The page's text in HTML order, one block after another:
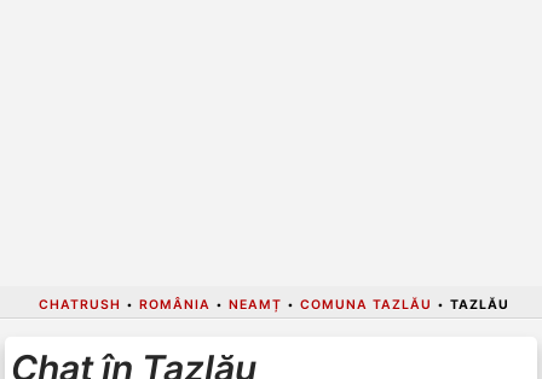
CHATRUSH • ROMÂNIA • NEAMȚ • COMUNA TAZLĂU • TAZLĂU
Chat în Tazlău